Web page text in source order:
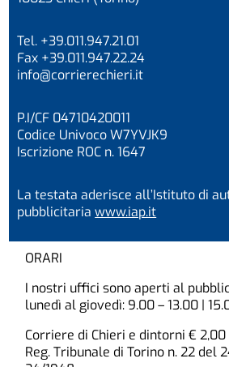
Tel. +39.011.947.21.01
Fax +39.011.947.22.24
info@corrierechieri.it
P.I/CF 04710420011
Codice Univoco W7YVJK9
Iscrizione ROC n. 1647
La testata aderisce all’Istituto di
pubblicitariawww.iap.it
ORARI
I nostri uffici sono aperti al
lunedì al giovedì: 9.00 – 13.00 |
Corriere di Chieri e dintorni € 2,00
Reg. Tribunale di Torino n. 22 del